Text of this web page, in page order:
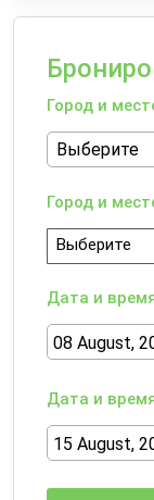
Город и
Город и
Дата и
Дата и